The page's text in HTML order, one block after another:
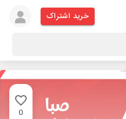
خرید اشتراک
0